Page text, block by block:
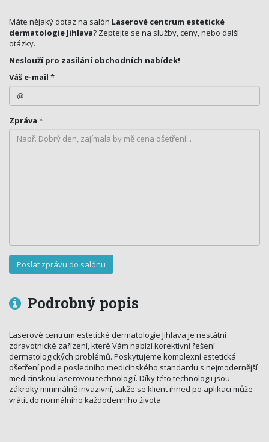
Máte nějaký dotaz na salón Laserové centrum estetické
dermatologie Jihlava? Zeptejte se na služby, ceny, nebo další
otázky.
Neslouží pro zasílání obchodních nabídek!
Váš e-mail *
Zpráva *
Podrobný popis
Laserové centrum estetické dermatologie Jihlava je nestátní
zdravotnické zařízení, které Vám nabízí korektivní řešení
dermatologických problémů. Poskytujeme komplexní estetická
ošetření podle posledního medicínského standardu s nejmodernější
medicínskou laserovou technologií. Díky této technologii jsou
zákroky minimálně invazivní, takže se klient ihned po aplikaci může
vrátit do normálního každodenního života.